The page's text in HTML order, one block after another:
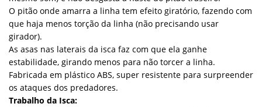
O pitão onde amarra a linha tem efeito giratório, fazendo com
que haja menos torção da linha (não precisando usar
girador).
As asas nas laterais da isca faz com que ela ganhe
estabilidade, girando menos para não torcer a linha.
Fabricada em plástico ABS, super resistente para surpreender
os ataques dos predadores.
Trabalho da Isca: